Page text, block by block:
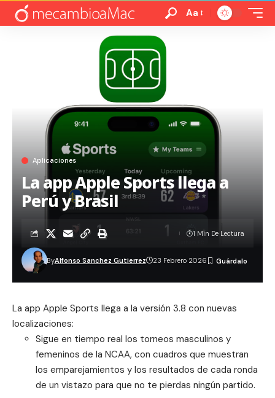
Aa
Aplicaciones
La app Apple Sports llega a
Perú y Brasil
ByAlfonso Sanchez Gutierrez 23 Febrero 2026
1 Min De Lectura
La app Apple Sports llega a la versión 3.8 con nuevas
localizaciones:
Sigue en tiempo real los torneos masculinos y
femeninos de la NCAA, con cuadros que muestran
los emparejamientos y los resultados de cada ronda
de un vistazo para que no te pierdas ningún partido.